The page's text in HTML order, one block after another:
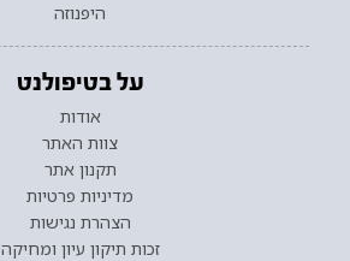
היפנוזה
על בטיפולנט
אודות
צוות האתר
תקנון אתר
מדיניות פרטיות
הצהרת נגישות
זכות תיקון עיון ומחיקה